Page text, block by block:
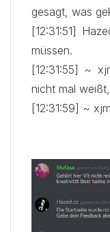
gesagt, was
[12:31:51]
müssen.
[12:31:55] ~
nicht mal
[12:31:59] ~